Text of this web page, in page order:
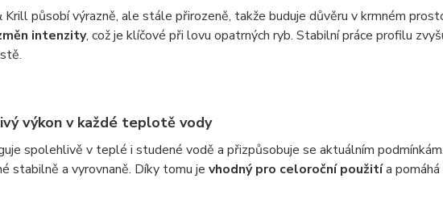
Krill působí výrazně, ale stále přirozeně, takže buduje důvěru v krmném
intenzity, což je klíčové při lovu opatrných ryb. Stabilní práce profilu
výkon v každé teplotě vody
spolehlivě v teplé i studené vodě a přizpůsobuje se aktuálním
stabilně a vyrovnaně. Díky tomu je vhodný pro celoroční použitía